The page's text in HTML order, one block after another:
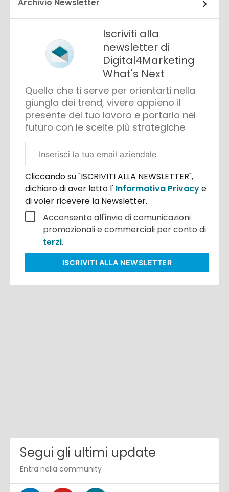
Archivio Newsletter
Iscriviti alla
newsletter di
Digital4Marketing
What's Next
Quello che ti serve per orientarti nella
giungla dei trend, vivere appieno il
presente del tuo lavoro e portarlo nel
futuro con le scelte più strategiche
aziendale
Cliccando su "ISCRIVITI ALLA NEWSLETTER",
dichiaro di aver letto l' Informativa Privacye
di voler ricevere la Newsletter.
Acconsento all'invio di comunicazioni
promozionali e commerciali per conto di
terzi.
ISCRIVITI ALLA NEWSLETTER
Segui gli ultimi update
Entra nella community